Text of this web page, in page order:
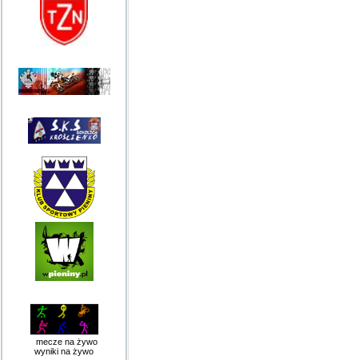
mecze na żywo
wyniki na żywo